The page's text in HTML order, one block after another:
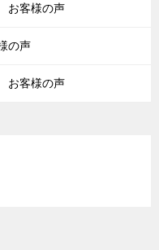
お客様の声
の声
お客様の声